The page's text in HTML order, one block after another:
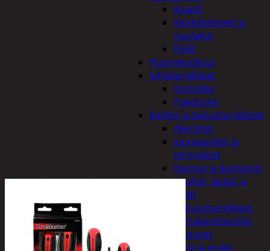
Kaapit
Kenkätelineet ja
naulakot
Peilit
Huonetuoksut
Juhlatarvikkeet
Koristelu
Paketointi
Keittiö ja taloustarvikkeet
Aterimet
Juomapullot ja
termokset
Kannut ja kanisterit
Kauhat, lastat ja
sudit
Kattaustarvikkeet
Kertakäyttöastiat
Lautaset
Lasit ja mukit